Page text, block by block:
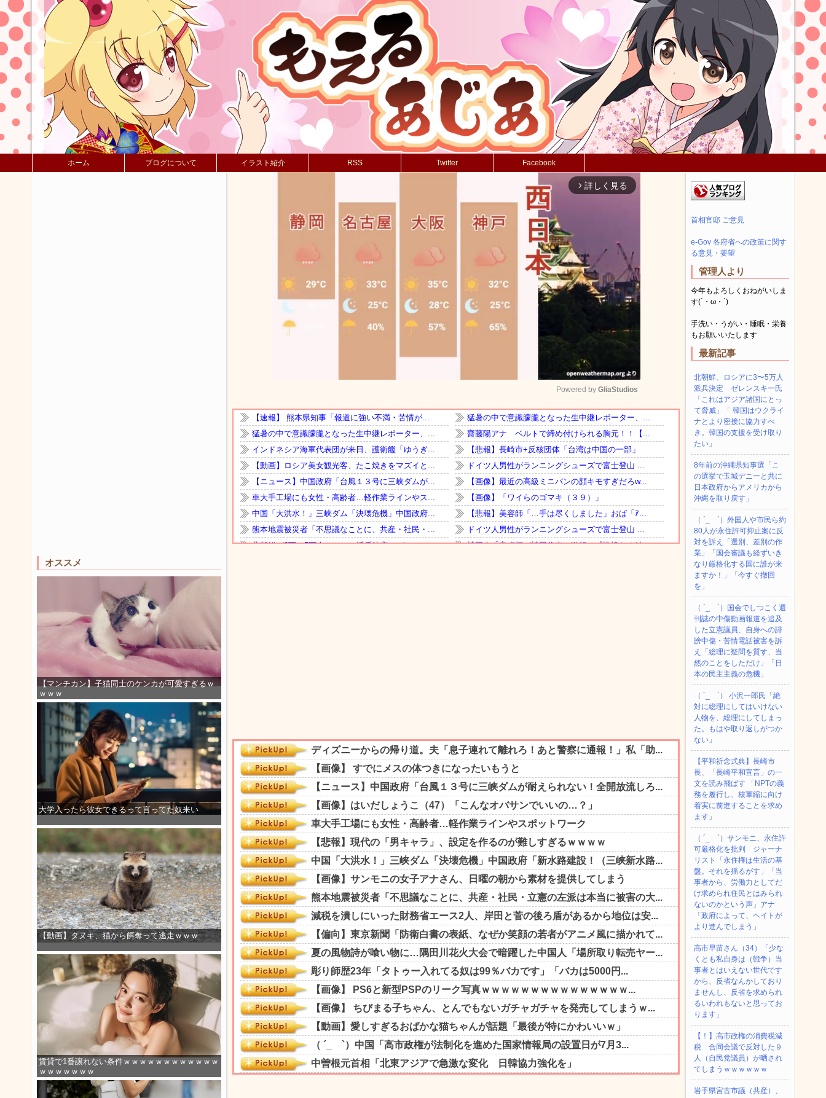
ホーム ブログについて イラスト紹介 RSS Twitter Facebook
オススメ
【マンチカン】子猫同士のケンカが可愛すぎるｗ
ｗｗｗ
大学入ったら彼女できるって言ってた奴来い
【動画】タヌキ、猫から餌奪って逃走ｗｗｗ
賃貸で1番譲れない条件ｗｗｗｗｗｗｗｗｗｗｗｗ
ｗｗｗｗｗｗｗ
arrow_forward_ios 詳しく見る
Mute
Powered by GliaStudios
首相官邸 ご意見
e-Gov 各府省への政策に関す
る意見・要望
管理人より
今年もよろしくおねがいしま
す(´・ω・`)
手洗い・うがい・睡眠・栄養
もお願いいたします
最新記事
北朝鮮、ロシアに3〜5万人
派兵決定 ゼレンスキー氏
「これはアジア諸国にとっ
て脅威」「 韓国はウクライ
ナとより密接に協力すべ
き。韓国の支援を受け取り
たい」
8年前の沖縄県知事選「こ
の選挙で玉城デニーと共に
日本政府からアメリカから
沖縄を取り戻す」
（ ´_ゝ`）外国人や市民ら約
80人が永住許可抑止案に反
対を訴え「選別、差別の作
業」「国会審議も経ずいき
なり厳格化する国に誰が来
ますか！」「今すぐ撤回
を」
（ ´_ゝ`）国会でしつこく週
刊誌の中傷動画報道を追及
した立憲議員、自身への誹
謗中傷・苦情電話被害を訴
え「総理に疑問を質す、当
然のことをしただけ」「日
本の民主主義の危機」
（ ´_ゝ`） 小沢一郎氏「絶
対に総理にしてはいけない
人物を、総理にしてしまっ
た。もはや取り返しがつか
ない」
【平和祈念式典】長崎市
長、「長崎平和宣言」の一
文を読み飛ばす 「NPTの義
務を履行し、核軍縮に向け
着実に前進することを求め
ます」
（ ´_ゝ`）サンモニ、永住許
可厳格化を批判 ジャーナ
リスト「永住権は生活の基
盤。それを揺るがす」「当
事者から、労働力としてだ
け求められ住民とはみられ
ないのかという声」アナ
「政府によって、ヘイトが
より進んでしまう」
高市早苗さん（34）「少な
くとも私自身は（戦争）当
事者とはいえない世代です
から、反省なんかしており
ませんし、反省を求められ
るいわれもないと思ってお
ります」
【！】高市政権の消費税減
税 合同会議で反対した９
人（自民党議員）が晒され
てしまうｗｗｗｗｗｗ
岩手県宮古市議（共産）、